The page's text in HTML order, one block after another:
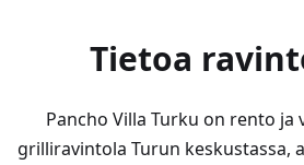
Tietoa
Pancho Villa Turku on rento ja
grilliravintola Turun keskustassa,